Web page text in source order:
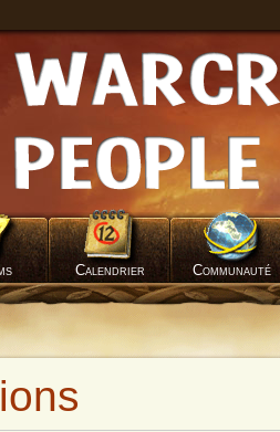
Calendrier Communauté